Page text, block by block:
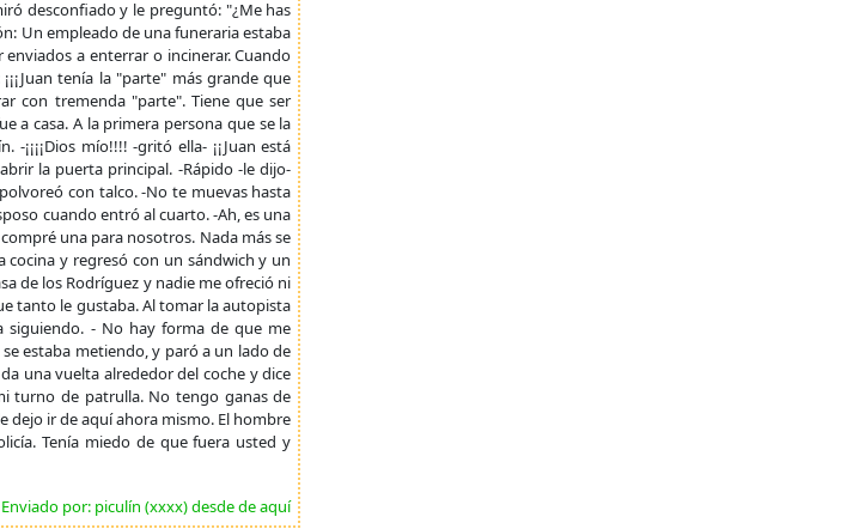
desconfiado y le preguntó: "¿Me has
Un empleado de una funeraria estaba
a enterrar o incinerar. Cuando
tenía la "parte" más grande que
con tremenda "parte". Tiene que ser
a casa. A la primera persona que se la
mío!!!! -gritó ella- ¡¡Juan está
la puerta principal. -Rápido -le dijo-
con talco. -No te muevas hasta
cuando entró al cuarto. -Ah, es una
una para nosotros. Nada más se
cocina y regresó con un sándwich y un
de los Rodríguez y nadie me ofreció ni
tanto le gustaba. Al tomar la autopista
siguiendo. - No hay forma de que me
estaba metiendo, y paró a un lado de
una vuelta alrededor del coche y dice
turno de patrulla. No tengo ganas de
dejo ir de aquí ahora mismo. El hombre
Tenía miedo de que fuera usted y
Enviado por: piculín (xxxx) desde de aquí